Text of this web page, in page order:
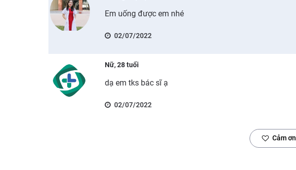
Em uống được em nhé
02/07/2022
Nữ, 28 tuổi
dạ em tks bác sĩ ạ
02/07/2022
Cảm ơn